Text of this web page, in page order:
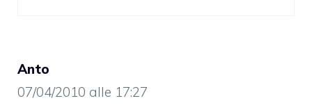
Anto
07/04/2010 alle 17:27